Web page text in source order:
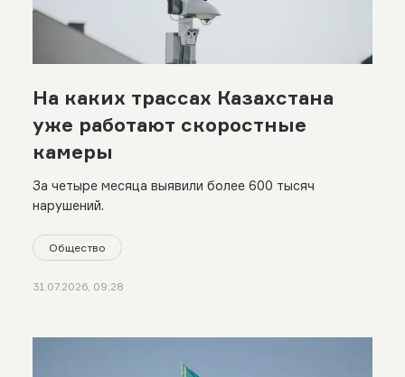
На каких трассах Казахстана
уже работают скоростные
камеры
За четыре месяца выявили более 600 тысяч
нарушений.
Общество
31.07.2026, 09:28